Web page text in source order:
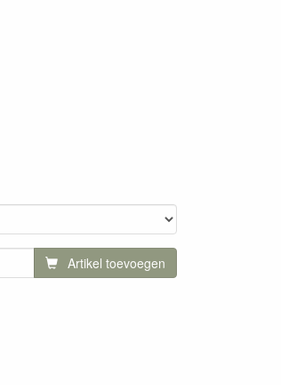
Artikel toevoegen